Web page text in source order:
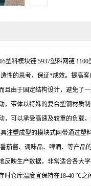
塑料模块链 5937塑料网链
性的思考，保证*成效。提高
且由于固定结构设计，避免了
，带体以特殊的复合塑钢材质
，可以承受高速及较重的负
注塑成型的模块式网带通过
茄酱、调味品、啤酒、等产
反映生产数据，非常适合各大
仓库温度宜保持在18-40 ℃